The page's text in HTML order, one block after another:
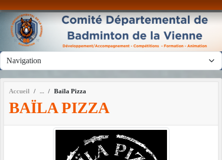
Accueil Baïla Pizza
BAÏLA PIZZA